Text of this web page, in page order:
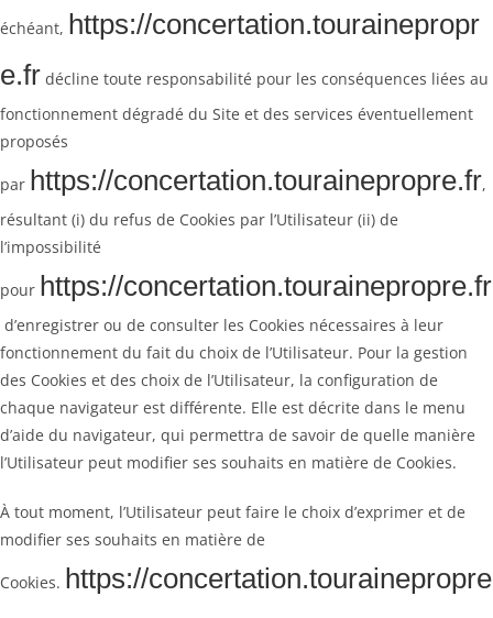
échéant, https://concertation.tourainepropr
e.fr décline toute responsabilité pour les conséquences liées au
fonctionnement dégradé du Site et des services éventuellement
proposés
par https://concertation.tourainepropre.fr,
résultant (i) du refus de Cookies par l’Utilisateur (ii) de
l’impossibilité
pour https://concertation.tourainepropre.fr
d’enregistrer ou de consulter les Cookies nécessaires à leur
fonctionnement du fait du choix de l’Utilisateur. Pour la gestion
des Cookies et des choix de l’Utilisateur, la configuration de
chaque navigateur est différente. Elle est décrite dans le menu
d’aide du navigateur, qui permettra de savoir de quelle manière
l’Utilisateur peut modifier ses souhaits en matière de Cookies.
À tout moment, l’Utilisateur peut faire le choix d’exprimer et de
modifier ses souhaits en matière de
Cookies. https://concertation.tourainepropre